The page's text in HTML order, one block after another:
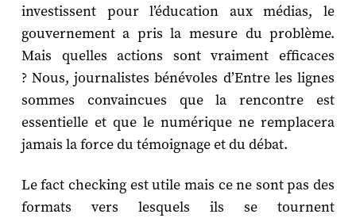
investissent pour l’éducation aux médias, le
gouvernement a pris la mesure du problème.
Mais quelles actions sont vraiment efficaces
? Nous, journalistes bénévoles d’Entre les lignes
sommes convaincues que la rencontre est
essentielle et que le numérique ne remplacera
jamais la force du témoignage et du débat.
Le fact checking est utile mais ce ne sont pas des
formats vers lesquels ils se tournent